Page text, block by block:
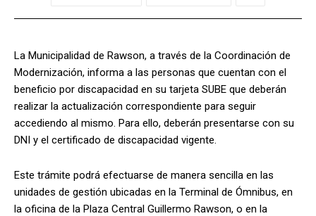
La Municipalidad de Rawson, a través de la Coordinación de
Modernización, informa a las personas que cuentan con el
beneficio por discapacidad en su tarjeta SUBE que deberán
realizar la actualización correspondiente para seguir
accediendo al mismo. Para ello, deberán presentarse con su
DNI y el certificado de discapacidad vigente.
Este trámite podrá efectuarse de manera sencilla en las
unidades de gestión ubicadas en la Terminal de Ómnibus, en
la oficina de la Plaza Central Guillermo Rawson, o en la